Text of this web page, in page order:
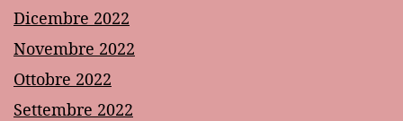
Dicembre 2022
Novembre 2022
Ottobre 2022
Settembre 2022